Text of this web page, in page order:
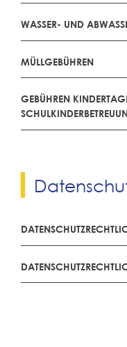
WASSER- UND
MÜLLGEBÜHREN
GEBÜHREN